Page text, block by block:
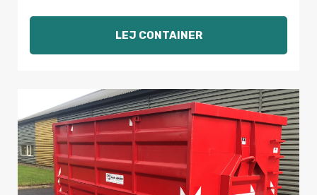
LEJ CONTAINER